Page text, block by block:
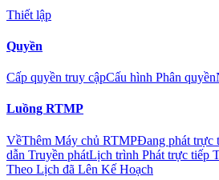
Thiết lập
Quyền
Cấp quyền truy cậpCấu hình Phân quyền
Luồng RTMP
VềThêm Máy chủ RTMPĐang phát trực
dẫn Truyền phátLịch trình Phát trực tiếp
Theo Lịch đã Lên Kế Hoạch